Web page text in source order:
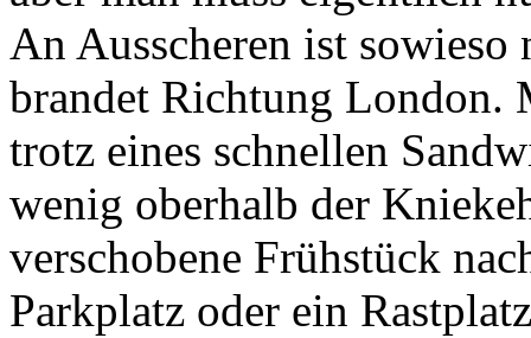
An Ausscheren ist
brandet Richtung
trotz eines schnellen
wenig oberhalb der
verschobene Frühstück
Parkplatz oder ein